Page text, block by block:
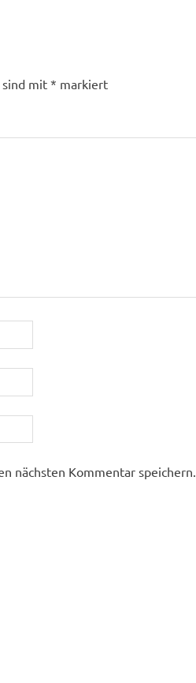
mit * markiert
nächsten Kommentar speichern.